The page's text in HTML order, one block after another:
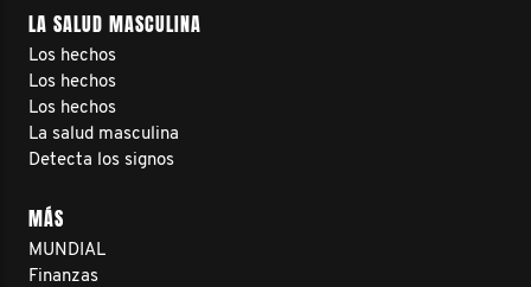
LA SALUD MASCULINA
Los hechos
Los hechos
Los hechos
La salud masculina
Detecta los signos
MÁS
MUNDIAL
Finanzas